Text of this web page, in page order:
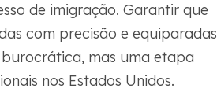
de imigração. Garantir que
com precisão e equiparadas
burocrática, mas uma etapa
nos Estados Unidos.